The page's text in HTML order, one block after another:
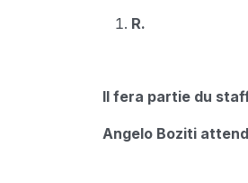
R.
Il fera partie du
Angelo Boziti